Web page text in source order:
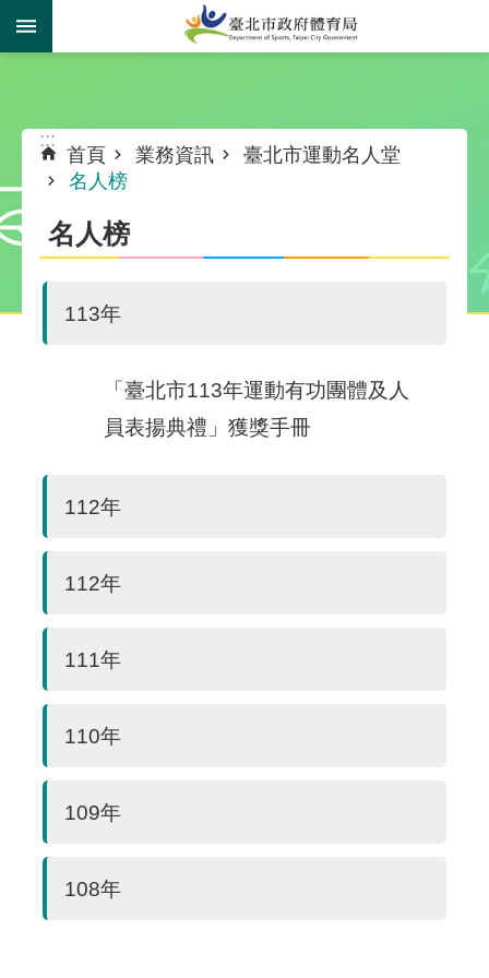
跳到主要內容區塊
:::
首頁 業務資訊
臺北市運動名人堂
名人榜
名人榜
113年
「臺北市113年運動有功團體及人
員表揚典禮」獲獎手冊
112年
112年
111年
110年
109年
108年